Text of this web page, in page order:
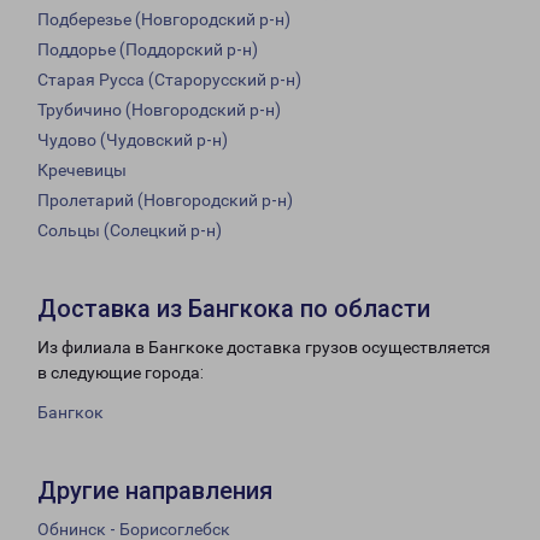
Подберезье (Новгородский р-н)
Поддорье (Поддорский р-н)
Старая Русса (Старорусский р-н)
Трубичино (Новгородский р-н)
Чудово (Чудовский р-н)
Кречевицы
Пролетарий (Новгородский р-н)
Сольцы (Солецкий р-н)
Доставка из Бангкока по области
Из филиала в Бангкоке доставка грузов осуществляется
в следующие города:
Бангкок
Другие направления
Обнинск - Борисоглебск